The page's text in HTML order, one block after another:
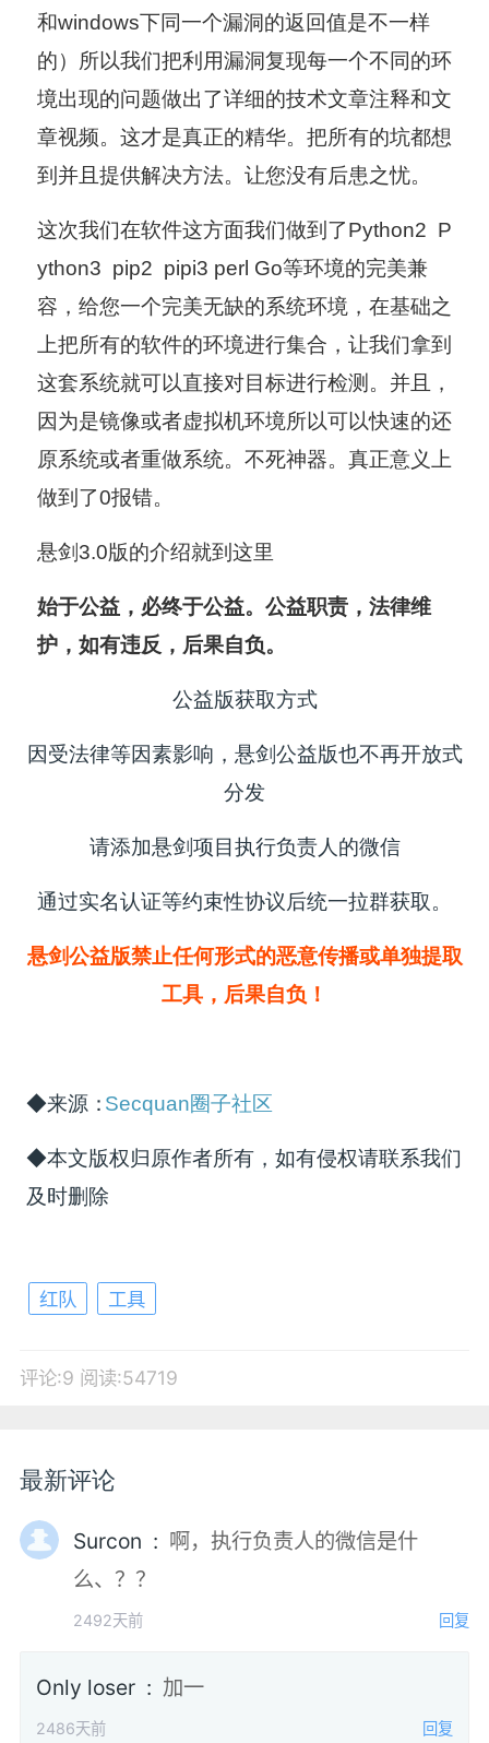
和windows下同一个漏洞的返回值是不一样
的）所以我们把利用漏洞复现每一个不同的环
境出现的问题做出了详细的技术文章注释和文
章视频。这才是真正的精华。把所有的坑都想
到并且提供解决方法。让您没有后患之忧。
这次我们在软件这方面我们做到了Python2 P
ython3 pip2 pipi3 perl Go等环境的完美兼
容，给您一个完美无缺的系统环境，在基础之
上把所有的软件的环境进行集合，让我们拿到
这套系统就可以直接对目标进行检测。并且，
因为是镜像或者虚拟机环境所以可以快速的还
原系统或者重做系统。不死神器。真正意义上
做到了0报错。
悬剑3.0版的介绍就到这里
始于公益，必终于公益。公益职责，法律维
护，如有违反，后果自负。
公益版获取方式
因受法律等因素影响，悬剑公益版也不再开放式
分发
请添加悬剑项目执行负责人的微信
通过实名认证等约束性协议后统一拉群获取。
悬剑公益版禁止任何形式的恶意传播或单独提取
工具，后果自负！
◆来源： Secquan圈子社区
◆本文版权归原作者所有，如有侵权请联系我们
及时删除
红队 工具
评论:9 阅读:54719
最新评论
Surcon : 啊，执行负责人的微信是什
么、？？
2492天前 回复
Only loser : 加一
2486天前 回复